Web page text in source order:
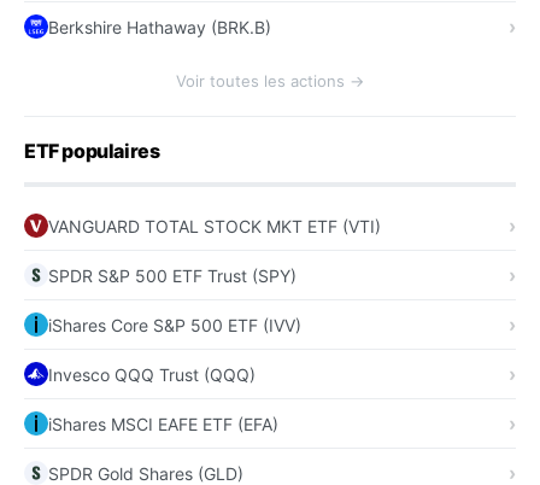
Berkshire Hathaway (BRK.B)
Voir toutes les actions →
ETF populaires
VANGUARD TOTAL STOCK MKT ETF (VTI)
SPDR S&P 500 ETF Trust (SPY)
iShares Core S&P 500 ETF (IVV)
Invesco QQQ Trust (QQQ)
iShares MSCI EAFE ETF (EFA)
SPDR Gold Shares (GLD)